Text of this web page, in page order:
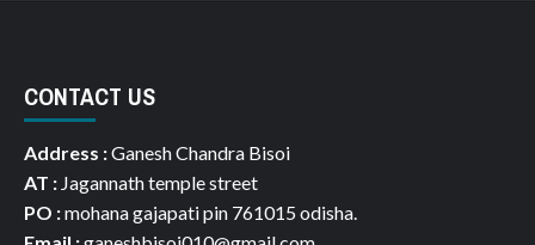
CONTACT US
Address :Ganesh Chandra Bisoi
AT : Jagannath temple street
PO :mohana gajapati pin 761015 odisha.